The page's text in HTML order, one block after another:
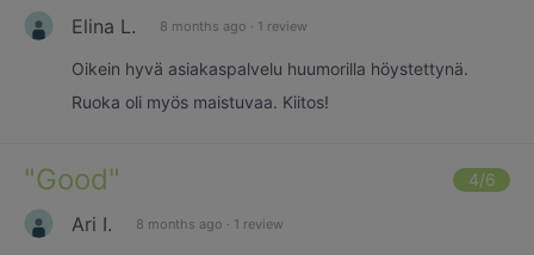
Elina L. 8 months ago · 1 review
Oikein hyvä asiakaspalvelu huumorilla höystettynä.
Ruoka oli myös maistuvaa. Kiitos!
"Good" 4/6
Ari I. 8 months ago · 1 review